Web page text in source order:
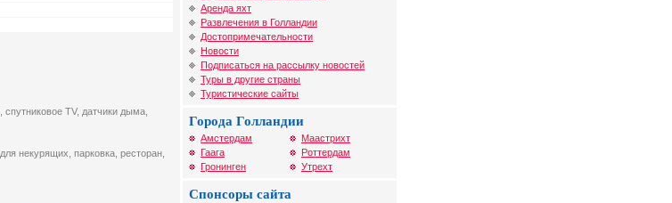
TV, датчики дыма,
некурящих, парковка, ресторан,
Аренда яхт
Развлечения в Голландии
Достопримечательности
Новости
Подписаться на рассылку новостей
Туры в другие страны
Туристические сайты
Города Голландии
Амстердам
Гаага
Гронинген
Маастрихт
Роттердам
Утрехт
Спонсоры сайта